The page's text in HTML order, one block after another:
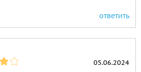
ответить
05.06.2024